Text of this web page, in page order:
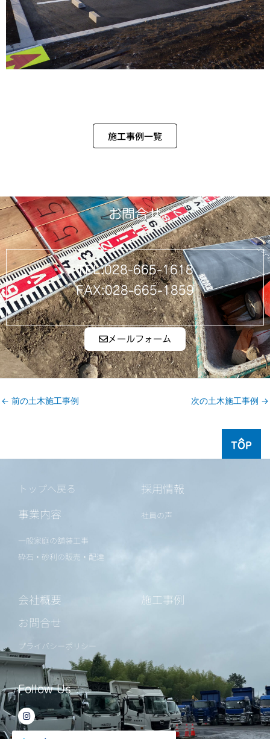
施工事例一覧
お問合せ
メールフォーム
TEL:028-665-1618
FAX:028-665-1859
← 前の土木施工事例 次の土木施工事例 →
TOP
トップへ戻る
事業内容
一般家庭の舗装工事
砕石・砂利の販売・配達
採用情報
社員の声
会社概要
施工事例
お問合せ
プライバシーポリシー
Follow Us
I
n
s